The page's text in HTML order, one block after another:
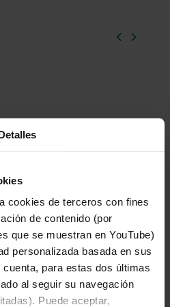
cookies de terceros con fines
de contenido (por
que se muestran en YouTube)
personalizada basada en sus
para estas dos últimas
al seguir su navegación
Puede aceptar,
de las
KB)
representativos
de pago(PDF